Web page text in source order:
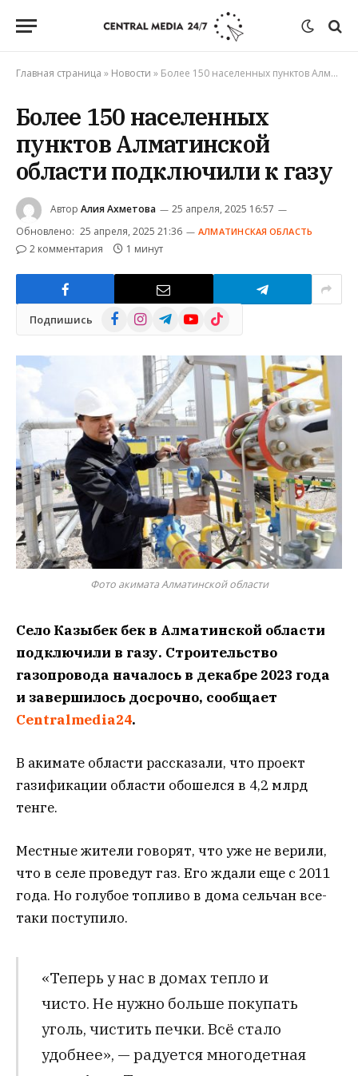
Главная страница » Новости » Более 150 населенных пунктов Алматинской области подключили к газу
Более 150 населенных
пунктов Алматинской
области подключили к газу
Автор Алия Ахметова
25 апреля, 2025 16:57
Обновлено: 25 апреля, 2025 21:36 АЛМАТИНСКАЯ ОБЛАСТЬ
2 комментария 1 минут
Подпишись FacebookInstagramTelegramYouTube
TikTok
Фото акимата Алматинской области
Село Казыбек бек в Алматинской области
подключили в газу. Строительство
газопровода началось в декабре 2023 года
и завершилось досрочно, сообщает
Сentralmedia24.
В акимате области рассказали, что проект
газификации области обошелся в 4,2 млрд
тенге.
Местные жители говорят, что уже не верили,
что в селе проведут газ. Его ждали еще с 2011
года. Но голубое топливо в дома сельчан все-
таки поступило.
«Теперь у нас в домах тепло и
чисто. Не нужно больше покупать
уголь, чистить печки. Всё стало
удобнее», — радуется многодетная